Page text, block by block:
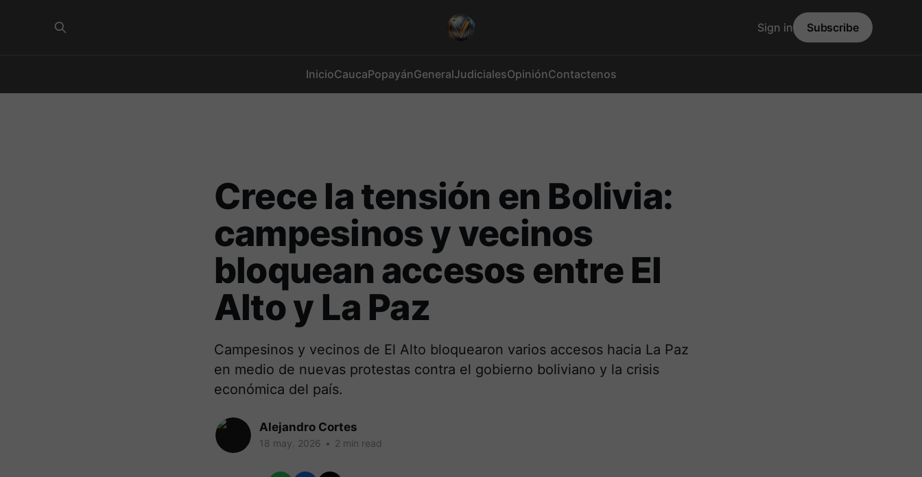
InicioCaucaPopayánGeneralJudicialesOpiniónContactenos
Sign in Subscribe
Crece la tensión en Bolivia:
campesinos y vecinos
bloquean accesos entre El
Alto y La Paz
Campesinos y vecinos de El Alto bloquearon varios accesos hacia La Paz
en medio de nuevas protestas contra el gobierno boliviano y la crisis
económica del país.
Alejandro Cortes
18 may. 2026 • 2 min read